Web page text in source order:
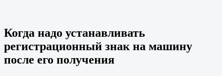
Когда надо устанавливать
регистрационный знак на машину
после его получения